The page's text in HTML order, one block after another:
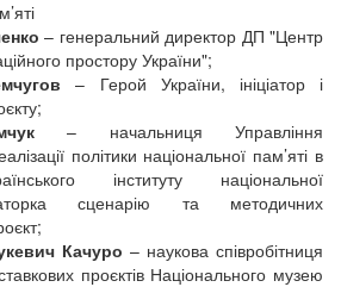
– генеральний директор ДП "Центр
простору України";
– Герой України, ініціатор і
– начальниця Управління
політики національної пам’яті в
інституту національної
сценарію та методичних
Качуро – наукова співробітниця
проєктів Національного музею